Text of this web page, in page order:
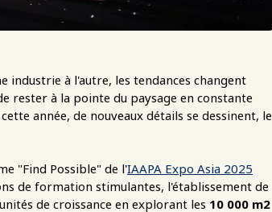
industrie à l'autre, les tendances changent
rester à la pointe du paysage en constante
année, de nouveaux détails se dessinent, le
"Find Possible" de l'IAAPA Expo Asia 2025
de formation stimulantes, l'établissement de
de croissance en explorant les 10 000 m2